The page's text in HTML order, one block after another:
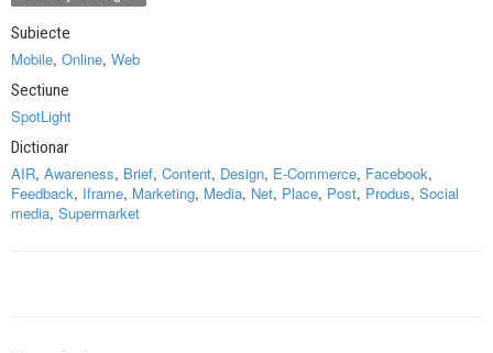
Subiecte
Mobile, Online, Web
Sectiune
SpotLight
Dictionar
AIR, Awareness, Brief, Content, Design, E-Commerce, Facebook,
Feedback, Iframe, Marketing, Media, Net, Place, Post, Produs, Social
media, Supermarket